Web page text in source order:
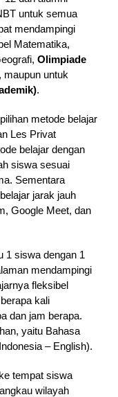
untuk semua
mendampingi
Matematika,
Olimpiade
maupun untuk
.
metode belajar
Les Privat
belajar dengan
siswa sesuai
Sementara
jarak jauh
Google Meet, dan
1 siswa dengan 1
mendampingi
fleksibel
kali
dan jam berapa.
yaitu Bahasa
– English).
tempat siswa
wilayah